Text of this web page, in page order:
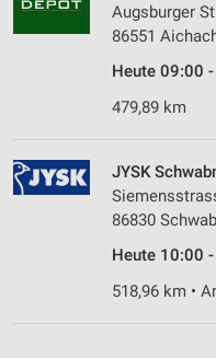
Augsburger
86551
Heute 09:00
479,89 km
JYSK
86830
Heute 10:00
518,96 km •